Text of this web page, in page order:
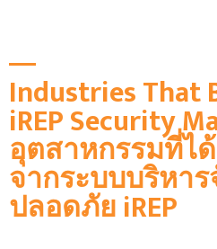
Industries That
iREP Security
อุตสาหกรรมที่ไ
จากระบบบริหา
ปลอดภัย iREP